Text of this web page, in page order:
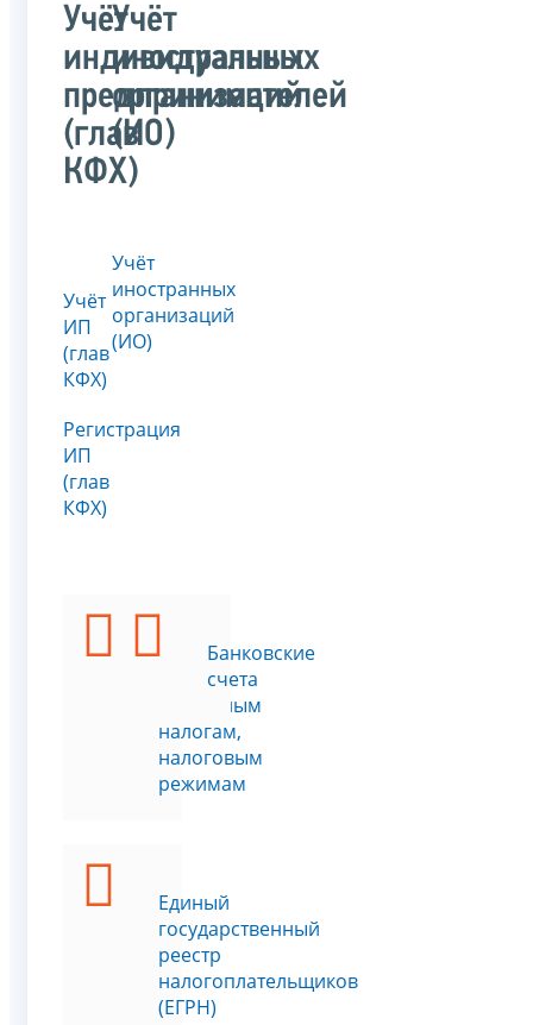
Учёт
индивидуальных
предпринимателей
(глав
КФХ)
Учёт
ИП
(глав
КФХ)
Регистрация
ИП
(глав
КФХ)
Учёт
иностранных
организаций
(ИО)
Учёт
иностранных
организаций
(ИО)
Учёт
отдельным
налогам,
налоговым
режимам
Единый
государственный
реестр
налогоплательщиков
(ЕГРН)
Банковские
счета